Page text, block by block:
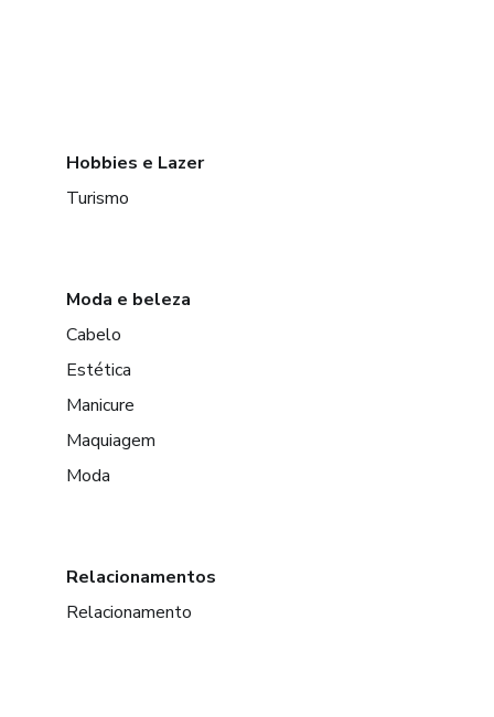
Hobbies e Lazer
Turismo
Moda e beleza
Cabelo
Estética
Manicure
Maquiagem
Moda
Relacionamentos
Relacionamento